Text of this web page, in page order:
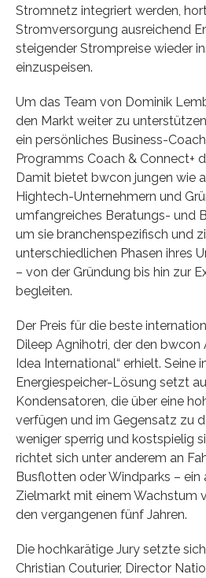
Stromnetz integriert werden,
Stromversorgung ausreichend
steigender Strompreise wieder
einzuspeisen.
Um das Team von Dominik
den Markt weiter zu
ein persönliches Business-
Programms Coach & Connect+
Damit bietet bwcon jungen wie
Hightech-Unternehmern und
umfangreiches Beratungs- und
um sie branchenspezifisch und
unterschiedlichen Phasen ihres
– von der Gründung bis hin zur
begleiten.
Der Preis für die beste
Dileep Agnihotri, der den bwcon
Idea International“ erhielt. Seine
Energiespeicher-Lösung setzt
Kondensatoren, die über eine
verfügen und im Gegensatz zu
weniger sperrig und kostspielig
richtet sich unter anderem an
Busflotten oder Windparks – ein
Zielmarkt mit einem Wachstum
den vergangenen fünf Jahren.
Die hochkarätige Jury setzte
Christian Couturier, Director